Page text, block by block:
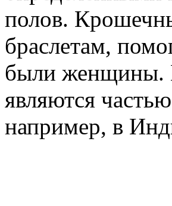
полов.
браслетам,
были женщины.
являются
например, в